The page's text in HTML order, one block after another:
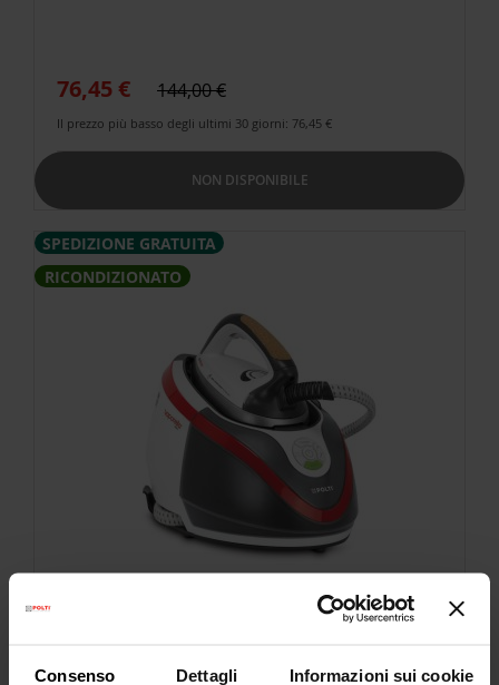
Consenso Dettagli Informazioni sui cookie
76,45 € 144,00 €
Il prezzo più basso degli ultimi 30 giorni: 76,45 €
NON DISPONIBILE
SPEDIZIONE GRATUITA
RICONDIZIONATO
[Ricondizionato]